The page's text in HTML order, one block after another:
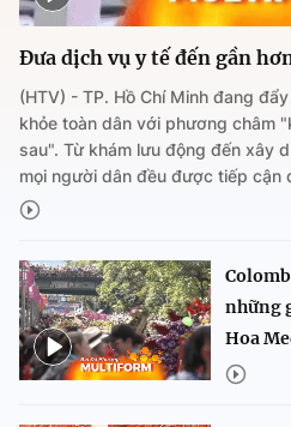
Đưa dịch vụ y tế đến gần
(HTV) - TP. Hồ Chí Minh đang
khỏe toàn dân với phương châm
sau". Từ khám lưu động đến xây
mọi người dân đều được tiếp cận
những
Hoa